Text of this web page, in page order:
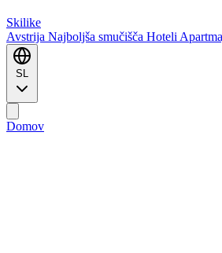
Skilike
Avstrija Najboljša smučišča Hoteli
SL
Domov